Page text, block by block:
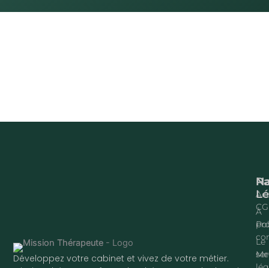
Développez votre cabinet et vivez de votre métier.
À
Le